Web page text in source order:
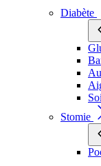
Diabète
Stomie